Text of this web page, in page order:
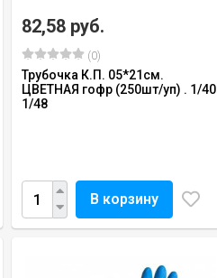
82,58 руб.
(0)
Трубочка К.П. 05*21см.
ЦВЕТНАЯ гофр (250шт/уп) . 1/40
1/48
В корзину